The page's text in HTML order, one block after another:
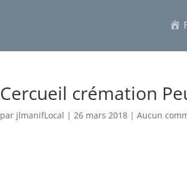
Cercueil crémation
par jlmanifLocal |26 mars 2018 |Aucun